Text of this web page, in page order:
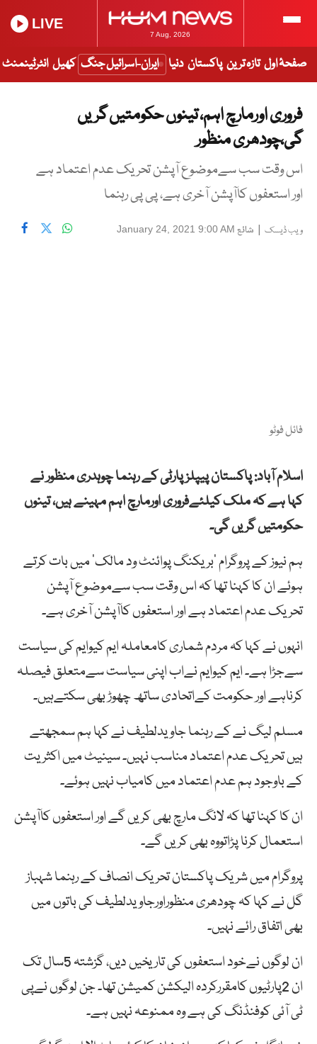
7 Aug, 2026
LIVE
صفحۂ اول تازہ ترین پاکستان دنیا ایران-اسرائیل جنگ کھیل انٹرٹینمنٹ
فروری اورمارچ اہم، تینوں حکومتیں گریں
گی،چودھری منظور
اس وقت سب سےموضوع آپشن تحریک عدم اعتماد ہے
اور استعفوں کاآپشن آخری ہے، پی پی رہنما
ویب ڈیسک | شائع January 24, 2021 9:00 AM
فائل فوٹو
اسلام آباد: پاکستان پیپلزپارٹی کے رہنما چوہدری منظور نے
کہا ہے کہ ملک کیلئےفروری اورمارچ اہم مہینے ہیں، تینوں
حکومتیں گریں گی۔
ہم نیوز کے پروگرام ’بریکنگ پوائنٹ ود مالک‘ میں بات کرتے
ہوئے ان کا کہنا تھا کہ اس وقت سب سےموضوع آپشن
تحریک عدم اعتماد ہے اور استعفوں کاآپشن آخری ہے۔
انہوں نے کہا کہ مردم شماری کامعاملہ ایم کیوایم کی سیاست
سےجڑا ہے۔ ایم کیوایم نےاب اپنی سیاست سےمتعلق فیصلہ
کرناہے اور حکومت کےاتحادی ساتھ چھوڑ بھی سکتےہیں۔
مسلم لیگ نے کے رہنما جاویدلطیف نے کہا ہم سمجھتے
ہیں تحریک عدم اعتماد مناسب نہیں۔ سینیٹ میں اکثریت
کے باوجود ہم عدم اعتماد میں کامیاب نہیں ہوئے۔
ان کا کہنا تھا کہ لانگ مارچ بھی کریں گے اور استعفوں کاآپشن
استعمال کرنا پڑاتووہ بھی کریں گے۔
پروگرام میں شریک پاکستان تحریک انصاف کے رہنما شہباز
گل نے کہا کہ چودھری منظوراورجاویدلطیف کی باتوں میں
بھی اتفاق رائے نہیں۔
ان لوگوں نےخود استعفوں کی تاریخیں دیں، گزشتہ 5سال تک
ان 2پارٹیوں کامقررکردہ الیکشن کمیشن تھا۔ جن لوگوں نےپی
ٹی آئی کوفنڈنگ کی ہے وہ ممنوعہ نہیں ہے۔